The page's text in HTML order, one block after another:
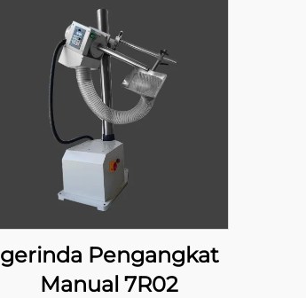
gerinda Pengangkat
Manual 7R02